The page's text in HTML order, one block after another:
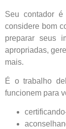
Seu contador
considere bom
preparar seus
apropriadas,
mais.
É o trabalho
funcionem para